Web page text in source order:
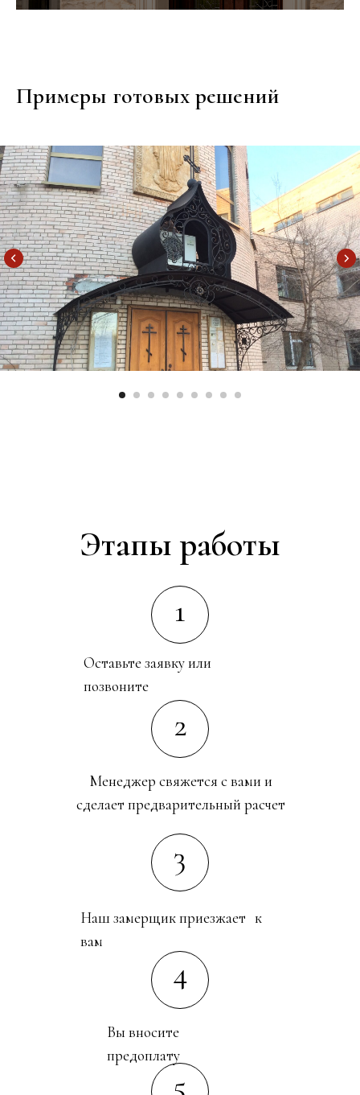
Примеры готовых решений
Этапы работы
Оставьте заявку или
позвоните
Вы вносите
предоплату
Менеджер свяжется с вами и
сделает предварительный расчет
Наш замерщик приезжает к
вам
1
2
3
4
5